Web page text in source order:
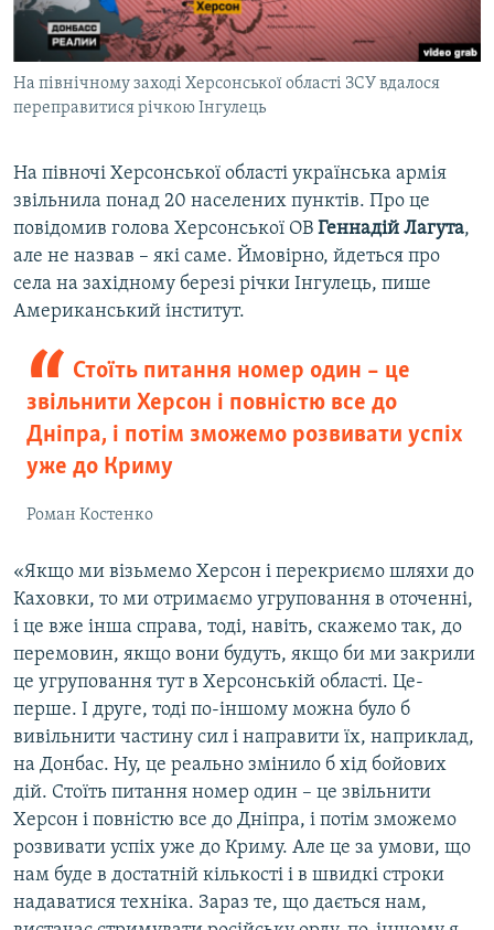
На північному заході Херсонської області ЗСУ вдалося
переправитися річкою Інгулець
На півночі Херсонської області українська армія
звільнила понад 20 населених пунктів. Про це
повідомив голова Херсонської ОВ Геннадій Лагута,
але не назвав – які саме. Ймовірно, йдеться про
села на західному березі річки Інгулець, пише
Американський інститут.
Стоїть питання номер один – це
звільнити Херсон і повністю все до
Дніпра, і потім зможемо розвивати успіх
уже до Криму
Роман Костенко
«Якщо ми візьмемо Херсон і перекриємо шляхи до
Каховки, то ми отримаємо угруповання в оточенні,
і це вже інша справа, тоді, навіть, скажемо так, до
перемовин, якщо вони будуть, якщо би ми закрили
це угруповання тут в Херсонській області. Це-
перше. І друге, тоді по-іншому можна було б
вивільнити частину сил і направити їх, наприклад,
на Донбас. Ну, це реально змінило б хід бойових
дій. Стоїть питання номер один – це звільнити
Херсон і повністю все до Дніпра, і потім зможемо
розвивати успіх уже до Криму. Але це за умови, що
нам буде в достатній кількості і в швидкі строки
надаватися техніка. Зараз те, що дається нам,